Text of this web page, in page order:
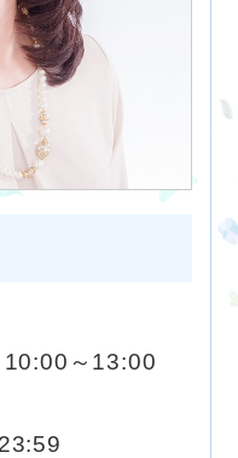
～13:00